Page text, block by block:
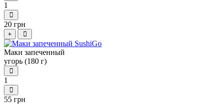
1
20 грн
+
Маки запеченный
угорь (180 г)
1
55 грн